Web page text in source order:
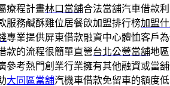
療程計畫林口當舖合法當舖汽車借款
服務鹹酥雞位居餐飲加盟排行榜加盟
專業提供屏東借款融資中心體恤客戶
款的流程很簡單直營台北公營當舖地
參考熱門創業行業擁有其他融資或當
大同區當舖汽機車借款免留車的額度